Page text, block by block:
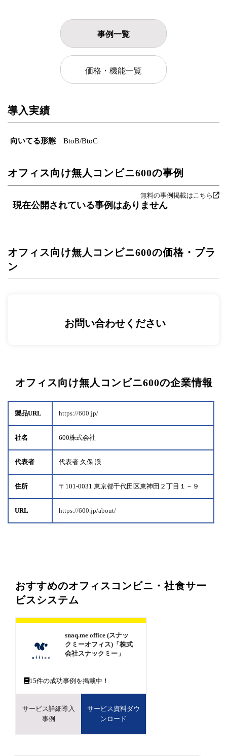
事例一覧
価格・機能一覧
導入実績
向いてる形態 BtoB/BtoC
オフィス向け無人コンビニ600の事例
無料の事例掲載はこちら
現在公開されている事例はありません
オフィス向け無人コンビニ600の価格・プラ
ン
お問い合わせください
オフィス向け無人コンビニ600の企業情報
製品URL https://600.jp/
社名 600株式会社
代表者 代表者 久保 渓
住所 〒101-0031 東京都千代田区東神田２丁目１－９
URL https://600.jp/about/
おすすめのオフィスコンビニ・社食サー
ビスシステム
snaq.me office (スナッ
クミーオフィス)「株式
会社スナックミー」
15件の成功事例を掲載中！
サービス詳細導入
事例
サービス資料ダウ
ンロード